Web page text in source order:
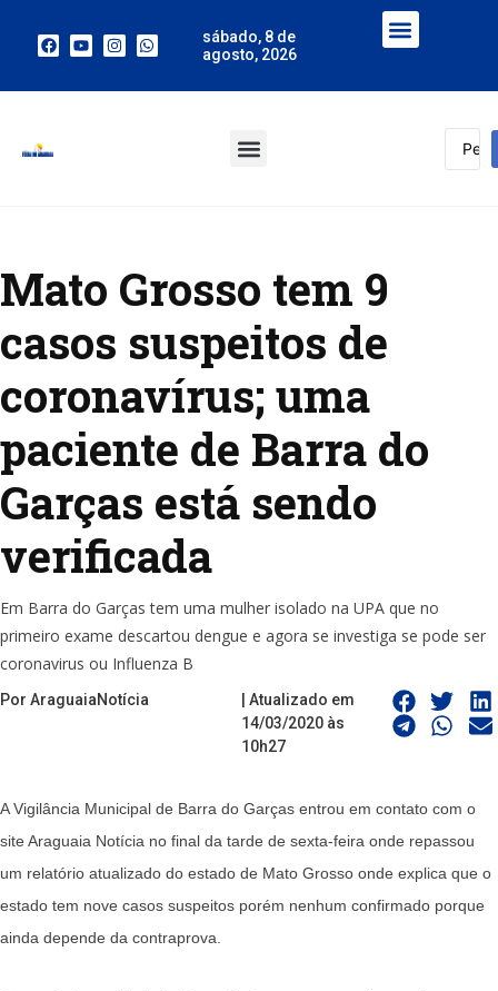
sábado, 8 de
agosto, 2026
Mato Grosso tem 9
casos suspeitos de
coronavírus; uma
paciente de Barra do
Garças está sendo
verificada
Em Barra do Garças tem uma mulher isolado na UPA que no
primeiro exame descartou dengue e agora se investiga se pode ser
coronavirus ou Influenza B
Por AraguaiaNotícia
| Atualizado em
14/03/2020 às
10h27
A Vigilância Municipal de Barra do Garças entrou em contato com o
site Araguaia Notícia no final da tarde de sexta-feira onde repassou
um relatório atualizado do estado de Mato Grosso onde explica que o
estado tem nove casos suspeitos porém nenhum confirmado porque
ainda depende da contraprova.